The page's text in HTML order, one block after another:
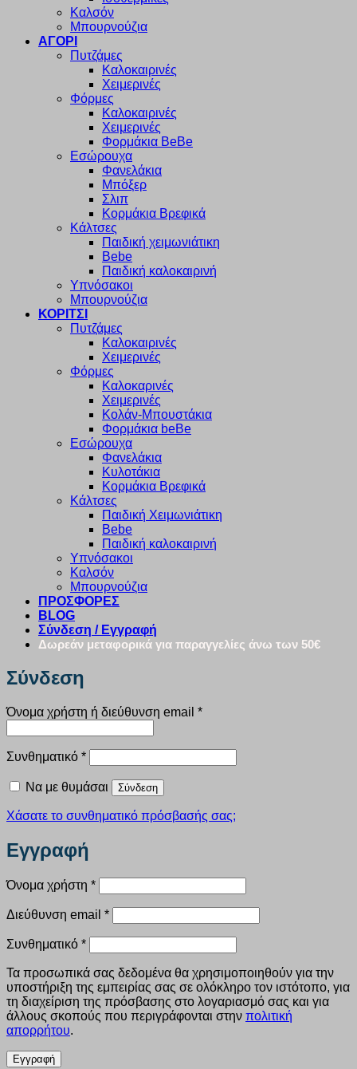
Καλσόν
Μπουρνούζια
ΑΓΟΡΙ
Πυτζάμες
Καλοκαιρινές
Χειμερινές
Φόρμες
Καλοκαιρινές
Χειμερινές
Φορμάκια BeBe
Εσώρουχα
Φανελάκια
Μπόξερ
Σλιπ
Κορμάκια Βρεφικά
Κάλτσες
Παιδική χειμωνιάτικη
Bebe
Παιδική καλοκαιρινή
Υπνόσακοι
Μπουρνούζια
ΚΟΡΙΤΣΙ
Πυτζάμες
Καλοκαιρινές
Χειμερινές
Φόρμες
Καλοκαρινές
Χειμερινές
Κολάν-Μπουστάκια
Φορμάκια beBe
Εσώρουχα
Φανελάκια
Κυλοτάκια
Κορμάκια Βρεφικά
Κάλτσες
Παιδική Χειμωνιάτικη
Bebe
Παιδική καλοκαιρινή
Υπνόσακοι
Καλσόν
Μπουρνούζια
ΠΡΟΣΦΟΡΕΣ
BLOG
Σύνδεση / Εγγραφή
Δωρεάν μεταφορικά για παραγγελίες άνω των 50€
Σύνδεση
Όνομα χρήστη ή διεύθυνση email *Απαιτείται
Συνθηματικό *Απαιτείται
Να με θυμάσαι Σύνδεση
Χάσατε το συνθηματικό πρόσβασής σας;
Εγγραφή
Όνομα χρήστη *Απαιτείται
Διεύθυνση email *Απαιτείται
Συνθηματικό *Απαιτείται
Τα προσωπικά σας δεδομένα θα χρησιμοποιηθούν για την
υποστήριξη της εμπειρίας σας σε ολόκληρο τον ιστότοπο, για
τη διαχείριση της πρόσβασης στο λογαριασμό σας και για
άλλους σκοπούς που περιγράφονται στην πολιτική
απορρήτου.
Εγγραφή